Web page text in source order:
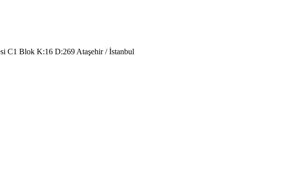
C1 Blok K:16 D:269 Ataşehir / İstanbul